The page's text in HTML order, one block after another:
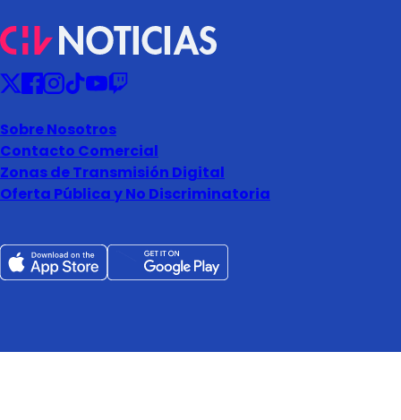
Sobre Nosotros
Contacto Comercial
Zonas de Transmisión Digital
Oferta Pública y No Discriminatoria